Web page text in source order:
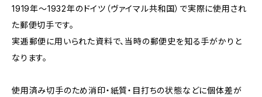
1919年～1932年のドイツ（ヴァイマル共和国）で実際に使用され
た郵便切手です。
実逓郵便に用いられた資料で、当時の郵便史を知る手がかりと
なります。
使用済み切手のため消印・紙質・目打ちの状態などに個体差が